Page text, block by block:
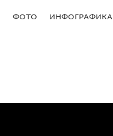
ФОТО ИНФОГРАФИКА